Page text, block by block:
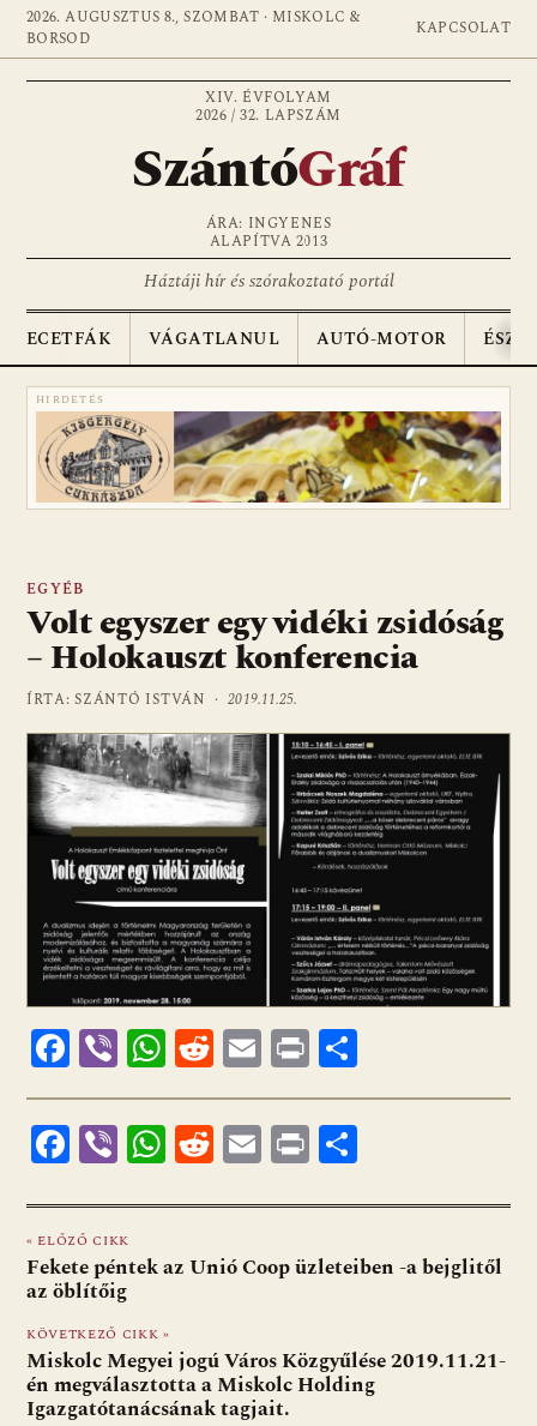
2026. AUGUSZTUS 8., SZOMBAT · MISKOLC &
BORSOD
KAPCSOLAT
XIV. ÉVFOLYAM
2026 / 32. LAPSZÁM
SzántóGráf
ÁRA: INGYENES
ALAPÍTVA 2013
Háztáji hír és szórakoztató portál
ECETFÁK VÁGATLANUL AUTÓ-MOTOR
HIRDETÉS
EGYÉB
Volt egyszer egy vidéki zsidóság
– Holokauszt konferencia
ÍRTA: SZÁNTÓ ISTVÁN ·2019.11.25.
F
ac
e
b
o
o
k
Vi
b
er
W
h
at
s
A
p
R
e
d
di
t
E
m
ai
l
Pr
in
t
ss
e
F
e
b
o
o
k
Vi
er
W
at
s
p
p
R
d
di
E
ai
l
Pr
t za
m
« ELŐZŐ CIKK
Fekete péntek az Unió Coop üzleteiben -a bejglitől
az öblítőig
KÖVETKEZŐ CIKK »
Miskolc Megyei jogú Város Közgyűlése 2019.11.21-
én megválasztotta a Miskolc Holding
Igazgatótanácsának tagjait.